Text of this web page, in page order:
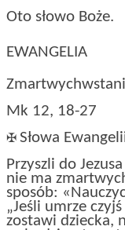
Oto słowo Boże.
EWANGELIA
Mk 12, 18-27
✠ Słowa
Przyszli do
nie ma
sposób:
„Jeśli umrze
zostawi dziecka,